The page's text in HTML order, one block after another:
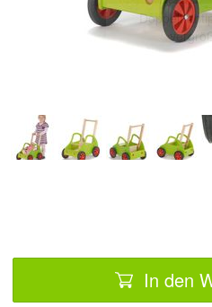
Doppelt
In den